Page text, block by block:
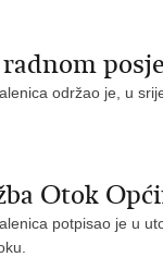
održao je, u
Otok
potpisao je u